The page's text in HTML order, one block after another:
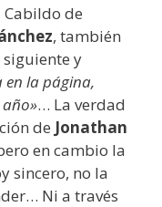
Cabildo de
, también
siguiente y
en la página,
… La verdad
de Jonathan
en cambio la
sincero, no la
Ni a través